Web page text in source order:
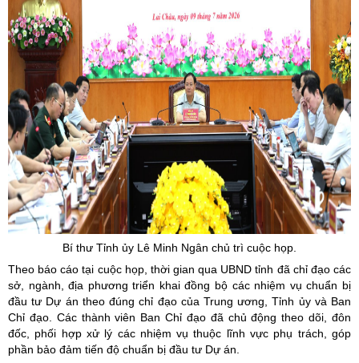
Bí thư Tỉnh ủy Lê Minh Ngân chủ trì cuộc họp.
Theo báo cáo tại cuộc họp, thời gian qua UBND tỉnh đã chỉ đạo các
sở, ngành, địa phương triển khai đồng bộ các nhiệm vụ chuẩn bị
đầu tư Dự án theo đúng chỉ đạo của Trung ương, Tỉnh ủy và Ban
Chỉ đạo. Các thành viên Ban Chỉ đạo đã chủ động theo dõi, đôn
đốc, phối hợp xử lý các nhiệm vụ thuộc lĩnh vực phụ trách, góp
phần bảo đảm tiến độ chuẩn bị đầu tư Dự án.